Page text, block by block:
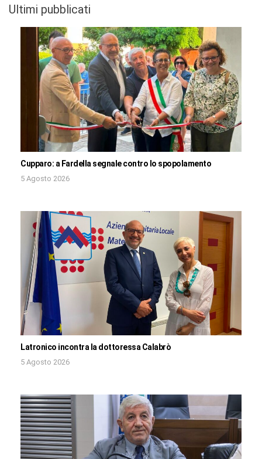
Ultimi pubblicati
Cupparo: a Fardella segnale contro lo spopolamento
5 Agosto 2026
Latronico incontra la dottoressa Calabrò
5 Agosto 2026